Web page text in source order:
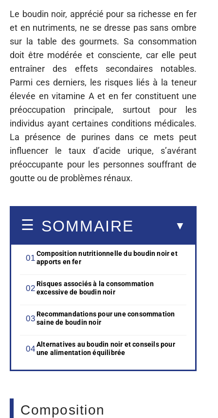
Le boudin noir, apprécié pour sa richesse en fer
et en nutriments, ne se dresse pas sans ombre
sur la table des gourmets. Sa consommation
doit être modérée et consciente, car elle peut
entraîner des effets secondaires notables.
Parmi ces derniers, les risques liés à la teneur
élevée en vitamine A et en fer constituent une
préoccupation principale, surtout pour les
individus ayant certaines conditions médicales.
La présence de purines dans ce mets peut
influencer le taux d’acide urique, s’avérant
préoccupante pour les personnes souffrant de
goutte ou de problèmes rénaux.
SOMMAIRE
Composition nutritionnelle du boudin noir et
apports en fer
Risques associés à la consommation
excessive de boudin noir
Recommandations pour une consommation
saine de boudin noir
Alternatives au boudin noir et conseils pour
une alimentation équilibrée
Composition